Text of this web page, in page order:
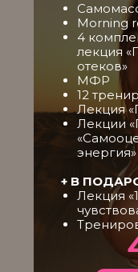
Morning
4
лекция
отеков»
МФР
12
Лекция
Лекции
энергия»
+ В
Лекция